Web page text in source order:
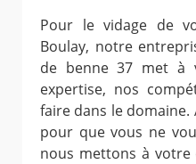
Pour le vidage de
Boulay, notre
de benne 37 met à
expertise, nos
faire dans le
pour que vous ne
nous mettons à votre